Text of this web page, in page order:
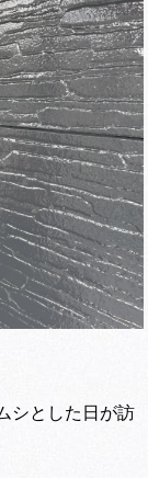
シとした日が訪